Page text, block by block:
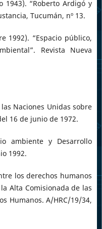
1943). “Roberto Ardigó y
Tucumán, nº 13.
1992). “Espacio público,
Revista Nueva
Naciones Unidas sobre
16 de junio de 1972.
ambiente y Desarrollo
1992.
los derechos humanos
Alta Comisionada de las
Humanos. A/HRC/19/34,